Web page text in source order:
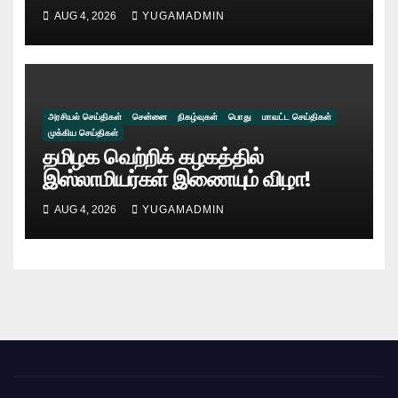
ஒளிக்கதிர் விருது வழங்கி
கௌரவிக்கப்பட்ட நேத்ர ஸ்ரீ டாக்டர்
கணேஷ்!!
AUG 4, 2026 YUGAMADMIN
அரசியல் செய்திகள் சென்னை நிகழ்வுகள் பொது
மாவட்ட செய்திகள்
முக்கிய செய்திகள்
தமிழக வெற்றிக் கழகத்தில்
இஸ்லாமியர்கள் இணையும் விழா!
AUG 4, 2026 YUGAMADMIN